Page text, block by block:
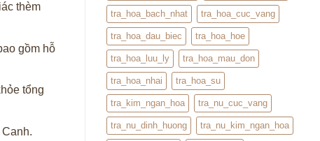
thèm
gồm hỗ
tổng
tra_hoa_bach_nhat tra_hoa_cuc_vang
tra_hoa_dau_biec tra_hoa_hoe
tra_hoa_luu_ly tra_hoa_mau_don
tra_hoa_nhai tra_hoa_su
tra_kim_ngan_hoa tra_nu_cuc_vang
tra_nu_dinh_huong tra_nu_kim_ngan_hoa